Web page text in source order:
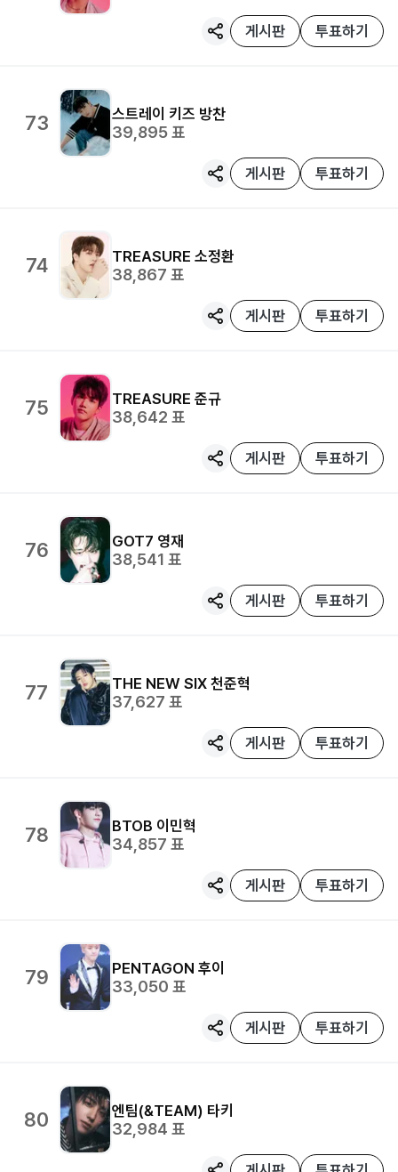
게시판 투표하기
73 스트레이 키즈 방찬
39,895표
게시판 투표하기
74 TREASURE 소정환
38,867 표
게시판 투표하기
75 TREASURE 준규
38,642 표
게시판 투표하기
76 GOT7 영재
38,541 표
게시판 투표하기
77 THE NEW SIX 천준혁
37,627 표
게시판 투표하기
78 BTOB 이민혁
34,857 표
게시판 투표하기
79 PENTAGON 후이
33,050 표
게시판 투표하기
80 엔팀(&TEAM) 타키
32,984 표